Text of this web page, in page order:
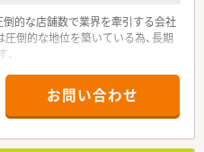
的な店舗数で業界を牽引する会社
倒的な地位を築いている為、長期
業です。薬剤師のスキルアップを
き合い、地域に根ざした医療を提
暇制度（年に1回、最大9連休を取
お問い合わせ